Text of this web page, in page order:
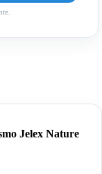
Jelex Nature